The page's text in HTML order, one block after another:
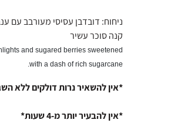
ניחוח: דובדבן עסיסי מעורבב עם
קנה סוכר עשיר
and sugared berries sweetened
with a dash of rich sugarcane.
*אין להשאיר נרות דולקים ללא
*אין להבעיר יותר מ-4 שעות*